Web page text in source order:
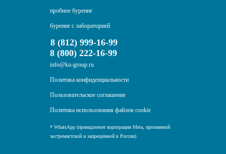
пробное бурение
бурение с лабораторией
8 (812) 999-16-99
8 (800) 222-16-99
info@ku-group.ru
Политика конфиденциальности
Пользовательское соглашение
Политика использования файлов cookie
* WhatsApp (принадлежит корпорации Meta, признанной
экстремистской и запрещённой в России)